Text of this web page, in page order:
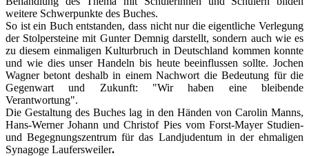
weitere Schwerpunkte des Buches.
So ist ein Buch entstanden, dass nicht nur die eigentliche Verlegung
der Stolpersteine mit Gunter Demnig darstellt, sondern auch wie es
zu diesem einmaligen Kulturbruch in Deutschland kommen konnte
und wie dies unser Handeln bis heute beeinflussen sollte. Jochen
Wagner betont deshalb in einem Nachwort die Bedeutung für die
Gegenwart und Zukunft: "Wir haben eine bleibende
Verantwortung".
Die Gestaltung des Buches lag in den Händen von Carolin Manns,
Hans-Werner Johann und Christof Pies vom Forst-Mayer Studien-
und Begegnungszentrum für das Landjudentum in der ehmaligen
Synagoge Laufersweiler.